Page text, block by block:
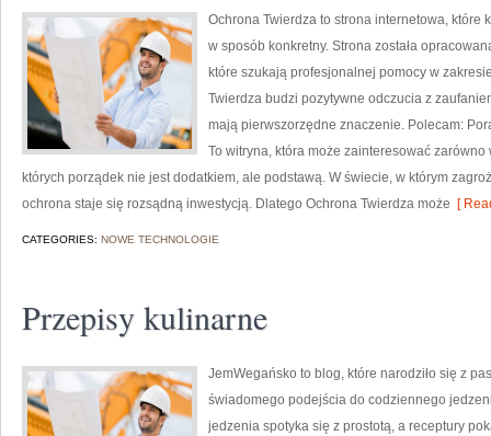
Ochrona Twierdza to strona internetowa,
w sposób konkretny. Strona została
które szukają profesjonalnej pomocy w
Twierdza budzi pozytywne odczucia z
mają pierwszorzędne znaczenie. Polecam:
To witryna, która może zainteresować
których porządek nie jest dodatkiem, ale podstawą. W świecie, w którym
ochrona staje się rozsądną inwestycją. Dlatego Ochrona Twierdza może [
CATEGORIES: NOWE TECHNOLOGIE
Przepisy kulinarne
JemWegańsko to blog, które narodziło się z
świadomego podejścia do codziennego
jedzenia spotyka się z prostotą, a receptury